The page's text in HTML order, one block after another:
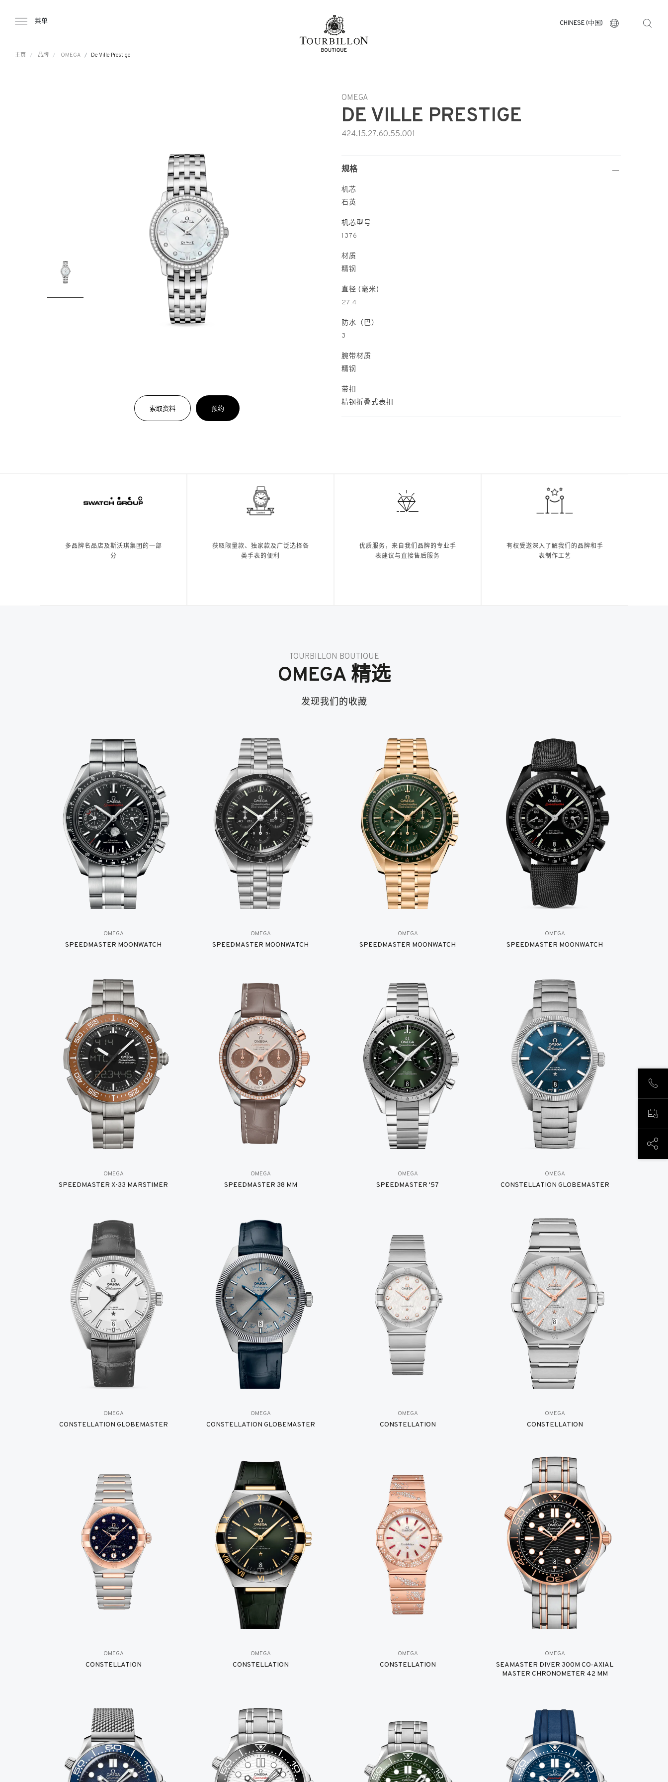
菜单 CHINESE (中国)
主页 品牌 OMEGA De Ville Prestige
索取资料 预约
OMEGA
DE VILLE PRESTIGE
424.15.27.60.55.001
规格
机芯
石英
机芯型号
1376
材质
精钢
直径 (毫米)
27.4
防水（巴）
3
腕带材质
精钢
带扣
精钢折叠式表扣
多品牌名品店及斯沃琪集团的一部
分
获取限量款、独家款及广泛选择各
类手表的便利
优质服务，来自我们品牌的专业手
表建议与直接售后服务
有权受邀深入了解我们的品牌和手
表制作工艺
TOURBILLON BOUTIQUE
OMEGA 精选
发现我们的收藏
OMEGA
SPEEDMASTER MOONWATCH
OMEGA
SPEEDMASTER MOONWATCH
OMEGA
SPEEDMASTER MOONWATCH
OMEGA
SPEEDMASTER MOONWATCH
OMEGA
SPEEDMASTER X-33 MARSTIMER
OMEGA
SPEEDMASTER 38 MM
OMEGA
SPEEDMASTER '57
OMEGA
CONSTELLATION GLOBEMASTER
OMEGA
CONSTELLATION GLOBEMASTER
OMEGA
CONSTELLATION GLOBEMASTER
OMEGA
CONSTELLATION
OMEGA
CONSTELLATION
OMEGA
CONSTELLATION
OMEGA
CONSTELLATION
OMEGA
CONSTELLATION
OMEGA
SEAMASTER DIVER 300M CO‑AXIAL
MASTER CHRONOMETER 42 MM
致电
预约
分享